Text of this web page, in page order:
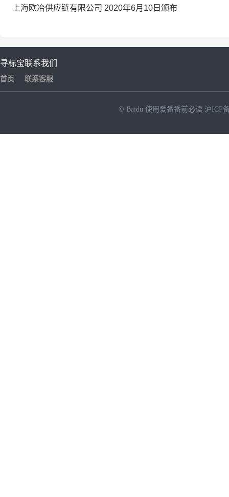
上海欧冶供应链有限公司 2020年6月10日颁布
寻标宝
首页
联系我们
联系客服
© Baidu 使用爱番番前必读 沪ICP